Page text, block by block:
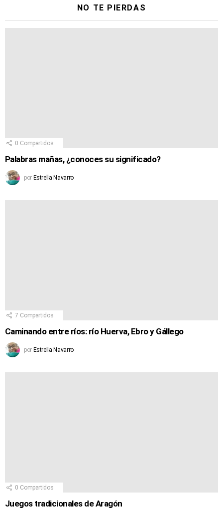
NO TE PIERDAS
0 Compartidos
Palabras mañas, ¿conoces su significado?
por Estrella Navarro
7 Compartidos
Caminando entre ríos: río Huerva, Ebro y Gállego
por Estrella Navarro
0 Compartidos
Juegos tradicionales de Aragón